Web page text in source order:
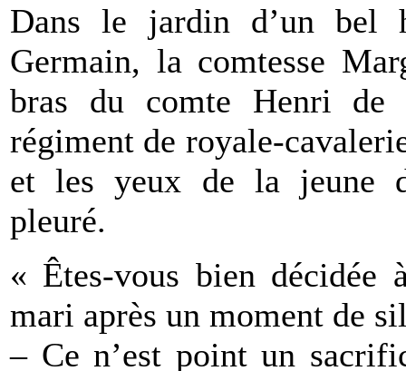
Dans le jardin d’un bel
Germain, la comtesse
bras du comte Henri de
régiment de royale-
et les yeux de la jeune
pleuré.
« Êtes-vous bien décidée
mari après un moment de
– Ce n’est point un